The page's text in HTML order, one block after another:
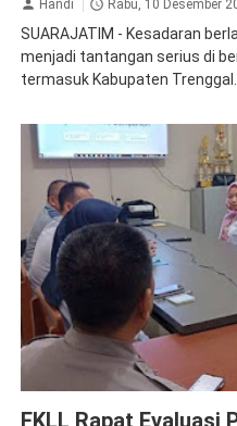
Handi Rabu, 10 Desember
SUARAJATIM - Kesadaran
menjadi tantangan serius di
termasuk Kabupaten Trenggal...
FKLL Rapat Evaluasi